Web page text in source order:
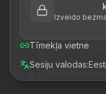
Izveido
Tīmekļa vietne
Sesiju valodas:Eesti